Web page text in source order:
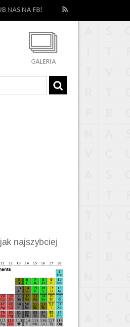
NAS NA FB!
GALERIA
najszybciej